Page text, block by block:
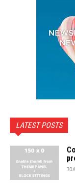
LATEST POSTS